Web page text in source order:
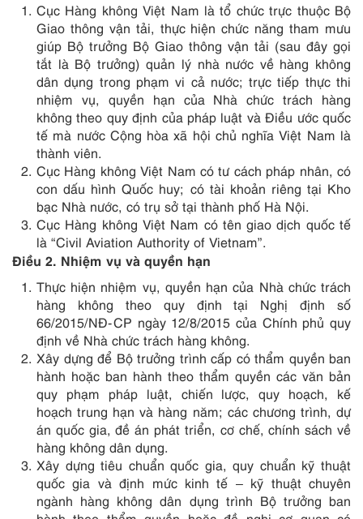
Cục Hàng không Việt Nam là tổ chức trực thuộc Bộ
Giao thông vận tải, thực hiện chức năng tham mưu
giúp Bộ trưởng Bộ Giao thông vận tải (sau đây gọi
tắt là Bộ trưởng) quản lý nhà nước về hàng không
dân dụng trong phạm vi cả nước; trực tiếp thực thi
nhiệm vụ, quyền hạn của Nhà chức trách hàng
không theo quy định của pháp luật và Điều ước quốc
tế mà nước Cộng hòa xã hội chủ nghĩa Việt Nam là
thành viên.
Cục Hàng không Việt Nam có tư cách pháp nhân, có
con dấu hình Quốc huy; có tài khoản riêng tại Kho
bạc Nhà nước, có trụ sở tại thành phố Hà Nội.
Cục Hàng không Việt Nam có tên giao dịch quốc tế
là “Civil Aviation Authority of Vietnam”.
Điều 2. Nhiệm vụ và quyền hạn
Thực hiện nhiệm vụ, quyền hạn của Nhà chức trách
hàng không theo quy định tại Nghị định số
66/2015/NĐ-CP ngày 12/8/2015 của Chính phủ quy
định về Nhà chức trách hàng không.
Xây dựng để Bộ trưởng trình cấp có thẩm quyền ban
hành hoặc ban hành theo thẩm quyền các văn bản
quy phạm pháp luật, chiến lược, quy hoạch, kế
hoạch trung hạn và hàng năm; các chương trình, dự
án quốc gia, đề án phát triển, cơ chế, chính sách về
hàng không dân dụng.
Xây dựng tiêu chuẩn quốc gia, quy chuẩn kỹ thuật
quốc gia và định mức kinh tế – kỹ thuật chuyên
ngành hàng không dân dụng trình Bộ trưởng ban